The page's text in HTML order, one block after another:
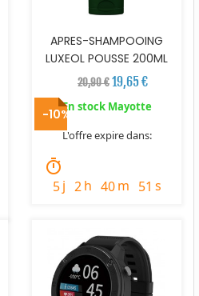
APRES-SHAMPOOING
LUXEOL POUSSE 200ML
20,90 €19,65 €
En stock Mayotte
L'offre expire dans:
timer
5j 2h 40m 50 s
-10%